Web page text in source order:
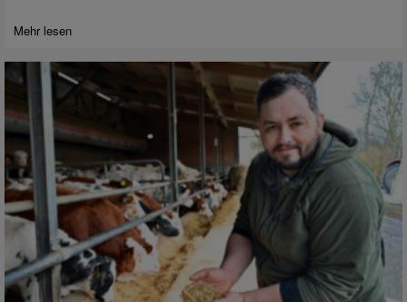
Mehr lesen